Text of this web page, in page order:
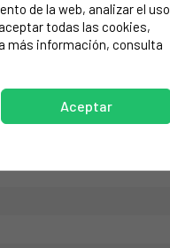
y letras.
de la web, analizar el uso
todas las cookies,
más información, consulta
Aceptar